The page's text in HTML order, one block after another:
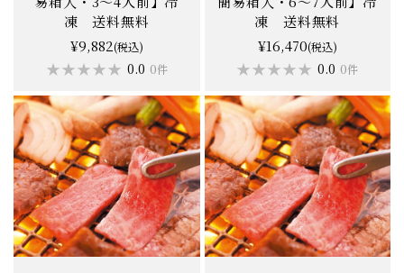
凍 送料無料
¥9,882(税込)
★★★★★
★★★★★ 0.0 0件
凍 送料無料
¥16,470(税込)
★★★★★
★★★★★ 0.0 0件